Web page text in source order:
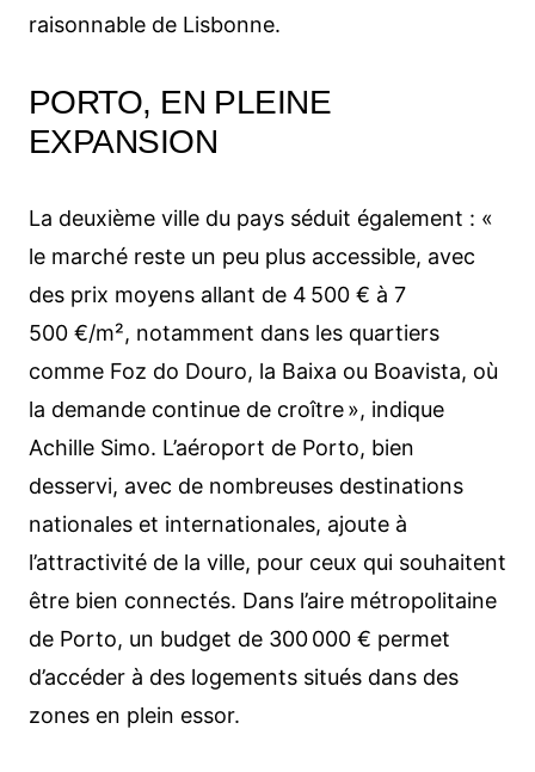
raisonnable de Lisbonne.
PORTO, EN PLEINE
EXPANSION
La deuxième ville du pays séduit également : «
le marché reste un peu plus accessible, avec
des prix moyens allant de 4 500 € à 7
500 €/m², notamment dans les quartiers
comme Foz do Douro, la Baixa ou Boavista, où
la demande continue de croître », indique
Achille Simo. L’aéroport de Porto, bien
desservi, avec de nombreuses destinations
nationales et internationales, ajoute à
l’attractivité de la ville, pour ceux qui souhaitent
être bien connectés. Dans l’aire métropolitaine
de Porto, un budget de 300 000 € permet
d’accéder à des logements situés dans des
zones en plein essor.